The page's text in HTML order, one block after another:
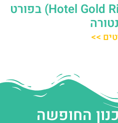
מלון נהר הזהב (Hotel Gold River) בפורט
>>
החופשה